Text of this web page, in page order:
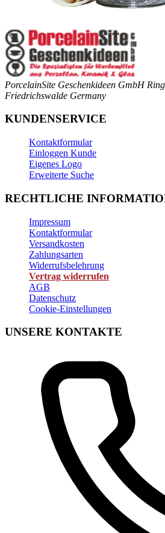
PorcelainSite Geschenkideen GmbH
Friedrichswalde Germany
KUNDENSERVICE
Kontaktformular
Einloggen Kunde
Eigenes Logo
Erweiterte Suche
RECHTLICHE
Impressum
Kontaktformular
Versandkosten
Zahlungsarten
Widerrufsbelehrung
Vertrag widerrufen
AGB
Datenschutz
Cookie-Einstellungen
UNSERE KONTAKTE